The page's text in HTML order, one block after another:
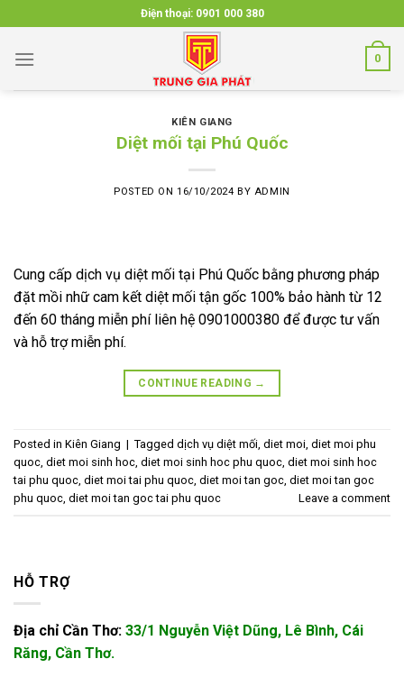
to
content
Điện thoại: 0901 000 380
0
KIÊN GIANG
Diệt mối tại Phú Quốc
POSTED ON 16/10/2024 BY ADMIN
Cung cấp dịch vụ diệt mối tại Phú Quốc bằng phương pháp
đặt mồi nhữ cam kết diệt mối tận gốc 100% bảo hành từ 12
đến 60 tháng miễn phí liên hệ 0901000380 để được tư vấn
và hỗ trợ miễn phí.
CONTINUE READING →
Posted in Kiên Giang | Tagged dịch vụ diệt mối diet moi diet moi phu
quoc diet moi sinh hoc diet moi sinh hoc phu quoc diet moi sinh hoc
tai phu quoc diet moi tai phu quoc diet moi tan goc diet moi tan goc
phu quoc diet moi tan goc tai phu quoc Leave a comment
HỖ TRỢ
Địa chỉ Cần Thơ: 33/1 Nguyễn Việt Dũng, Lê Bình, Cái
Răng, Cần Thơ.